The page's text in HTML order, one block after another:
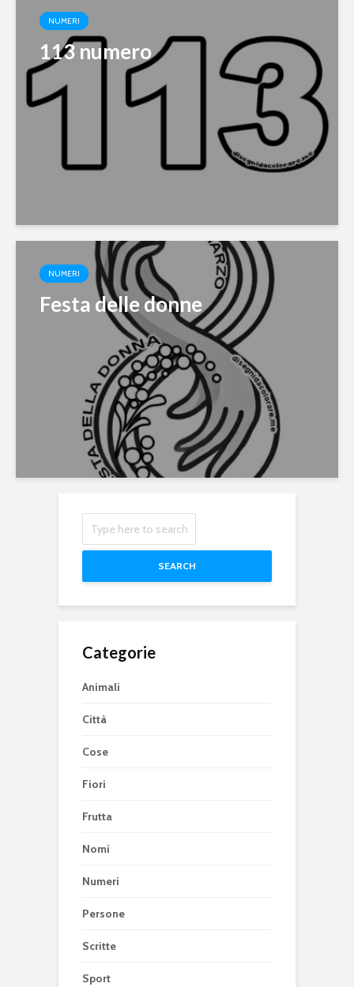
NUMERI
113 numero
NUMERI
Festa delle donne
SEARCH
Categorie
Animali
Città
Cose
Fiori
Frutta
Nomi
Numeri
Persone
Scritte
Sport